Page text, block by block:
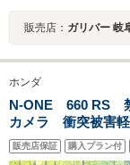
販売店： ガリバー 岐
ホンダ
N-ONE 660 RS
カメラ 衝突被害
ンサー スマート
純正15インチアル
販売店保証 購入プラン付